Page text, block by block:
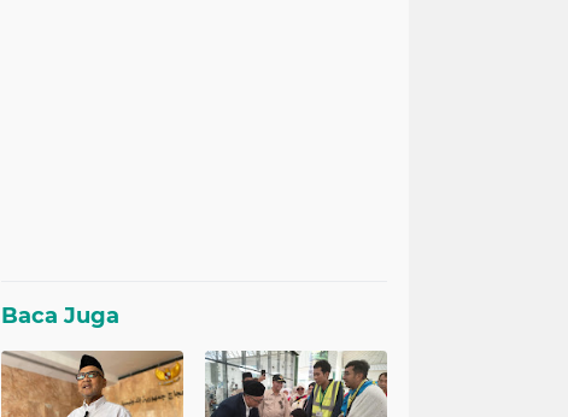
Baca Juga